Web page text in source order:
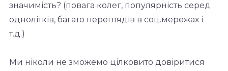
значимість? (повага колег, популярність серед
однолітків, багато переглядів в соц.мережах і
т.д.)
Ми ніколи не зможемо цілковито довіритися